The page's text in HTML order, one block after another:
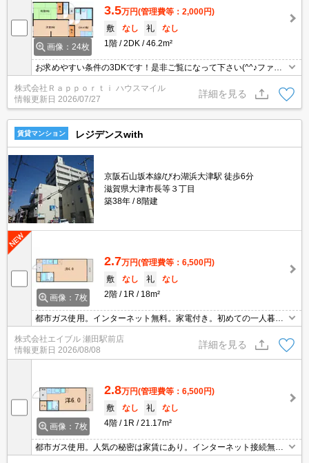
画像：24枚
3.5万円(管理費等：2,000円)
敷
なし 礼
なし
1階
2DK 46.2m²
お求めやすい条件の3DKです！是非ご覧になって下さい(^^♪ファミ
リーさんにピッタリ(^_-)-☆カップルや新婚さんもどうぞ！単身さん
も大歓迎！当店のおススメです！
株式会社Ｒａｐｐｏｒｔｉ ハウスマイル
情報更新日 2026/07/27
詳細を見る
賃貸マンション レジデンスwith
京阪石山坂本線/びわ湖浜大津駅 徒歩6分
滋賀県大津市長等３丁目
築38年
8階建
画像：7枚
2.7万円(管理費等：6,500円)
敷
なし 礼
なし
2階
1R 18m²
都市ガス使用。インターネット無料。家電付き。初めての一人暮ら
しはこのお部屋から。
株式会社エイブル 瀬田駅前店
情報更新日 2026/08/08
詳細を見る
画像：7枚
2.8万円(管理費等：6,500円)
敷
なし 礼
なし
4階
1R 21.17m²
都市ガス使用。人気の秘密は家賃にあり。インターネット接続無
料。IH調理器付き。エアコン付き。オートロック。コンビニへ190